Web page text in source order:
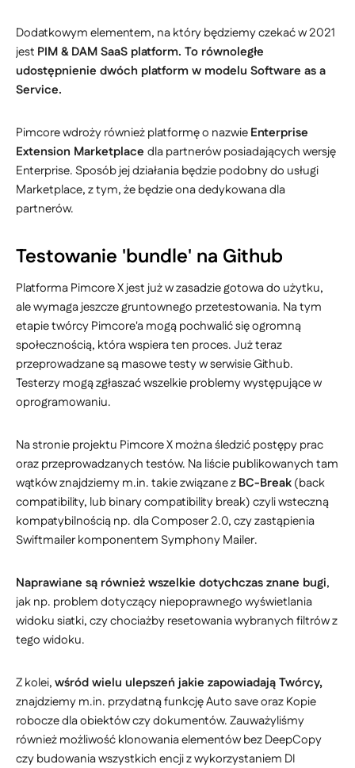
Dodatkowym elementem, na który będziemy czekać w 2021
jest PIM & DAM SaaS platform. To równoległe
udostępnienie dwóch platform w modelu Software as a
Service.
Pimcore wdroży również platformę o nazwieEnterprise
Extension Marketplace dla partnerów posiadających wersję
Enterprise. Sposób jej działania będzie podobny do usługi
Marketplace, z tym, że będzie ona dedykowana dla
partnerów.
Testowanie 'bundle' na Github
Platforma Pimcore X jest już w zasadzie gotowa do użytku,
ale wymaga jeszcze gruntownego przetestowania. Na tym
etapie twórcy Pimcore'a mogą pochwalić się ogromną
społecznością, która wspiera ten proces. Już teraz
przeprowadzane są masowe testy w serwisie Github.
Testerzy mogą zgłaszać wszelkie problemy występujące w
oprogramowaniu.
Na stronie projektu Pimcore X można śledzić postępy prac
oraz przeprowadzanych testów. Na liście publikowanych tam
wątków znajdziemy m.in. takie związane zBC-Break(back
compatibility, lub binary compatibility break) czyli wsteczną
kompatybilnością np. dla Composer 2.0, czy zastąpienia
Swiftmailer komponentem Symphony Mailer.
Naprawiane są również wszelkie dotychczas znane bugi,
jak np. problem dotyczący niepoprawnego wyświetlania
widoku siatki, czy chociażby resetowania wybranych filtrów z
tego widoku.
Z kolei,wśród wielu ulepszeń jakie zapowiadają Twórcy,
znajdziemy m.in. przydatną funkcję Auto save oraz Kopie
robocze dla obiektów czy dokumentów. Zauważyliśmy
również możliwość klonowania elementów bez DeepCopy
czy budowania wszystkich encji z wykorzystaniem DI